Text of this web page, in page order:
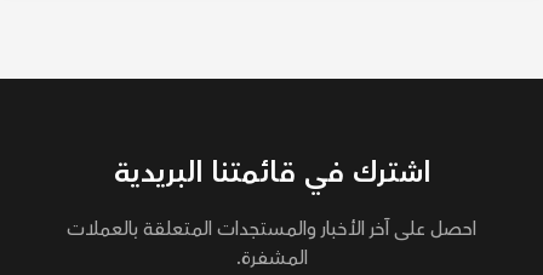
اشترك في قائمتنا البريدية
احصل على آخر الأخبار والمستجدات المتعلقة بالعملات
المشفرة.